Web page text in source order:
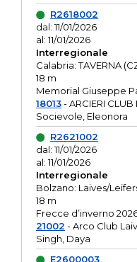
R2618002
dal: 11/01/2026
al: 11/01/2026
Interregionale
Calabria: TAVERNA
18 m
Memorial Giuseppe
18013- ARCIERI CLUB
Socievole, Eleonora
R2621002
dal: 11/01/2026
al: 11/01/2026
Interregionale
Bolzano: Laives/
18 m
Frecce d’inverno
21002 - Arco Club
Singh, Daya
E2600003